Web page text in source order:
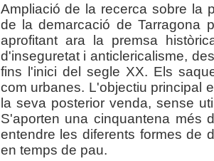
Ampliació de la recerca sobre la
de la demarcació de Tarragona
aprofitant ara la premsa
d'inseguretat i anticlericalisme,
fins l'inici del segle XX. Els
com urbanes. L'objectiu principal
la seva posterior venda, sense
S'aporten una cinquantena més
entendre les diferents formes de
en temps de pau.